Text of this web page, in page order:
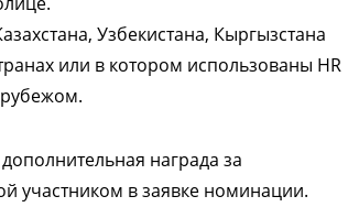
Узбекистана, Кыргызстана
или в котором использованы HR
рубежом.
награда за
участником в заявке номинации.